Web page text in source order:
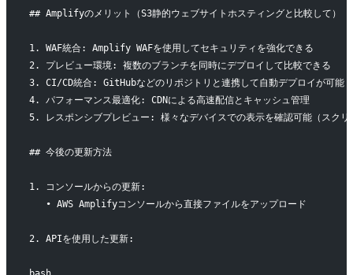
## Amplifyのメリット（S3静的ウェブサイトホスティングと比較して）
1. WAF統合: Amplify WAFを使用してセキュリティを強化できる
2. プレビュー環境: 複数のブランチを同時にデプロイして比較できる
3. CI/CD統合: GitHubなどのリポジトリと連携して自動デプロイが可能
4. パフォーマンス最適化: CDNによる高速配信とキャッシュ管理
5. レスポンシブプレビュー: 様々なデバイスでの表示を確認可能（スクリ
## 今後の更新方法
1. コンソールからの更新:
   • AWS Amplifyコンソールから直接ファイルをアップロード
2. APIを使用した更新: